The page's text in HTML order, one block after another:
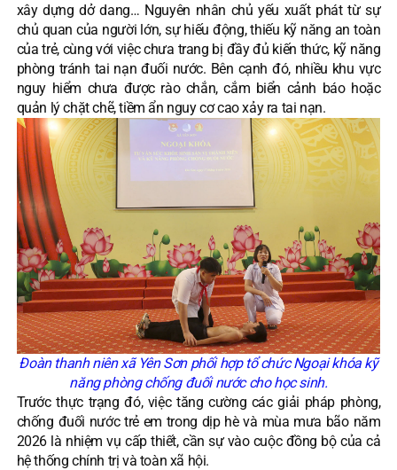
xây dựng dở dang… Nguyên nhân chủ yếu xuất phát từ sự
chủ quan của người lớn, sự hiếu động, thiếu kỹ năng an toàn
của trẻ, cùng với việc chưa trang bị đầy đủ kiến thức, kỹ năng
phòng tránh tai nạn đuối nước. Bên cạnh đó, nhiều khu vực
nguy hiểm chưa được rào chắn, cắm biển cảnh báo hoặc
quản lý chặt chẽ, tiềm ẩn nguy cơ cao xảy ra tai nạn.
Đoàn thanh niên xã Yên Sơn phối hợp tổ chức Ngoại khóa kỹ
năng phòng chống đuối nước cho học sinh.
Trước thực trạng đó, việc tăng cường các giải pháp phòng,
chống đuối nước trẻ em trong dịp hè và mùa mưa bão năm
2026 là nhiệm vụ cấp thiết, cần sự vào cuộc đồng bộ của cả
hệ thống chính trị và toàn xã hội.